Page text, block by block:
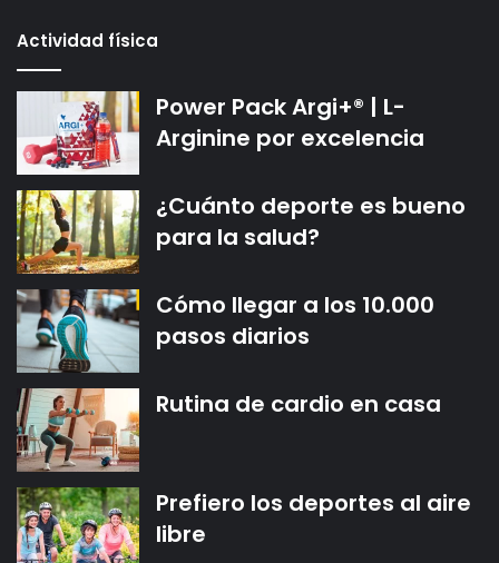
Actividad física
Power Pack Argi+® | L-
Arginine por excelencia
¿Cuánto deporte es bueno
para la salud?
Cómo llegar a los 10.000
pasos diarios
Rutina de cardio en casa
Prefiero los deportes al aire
libre